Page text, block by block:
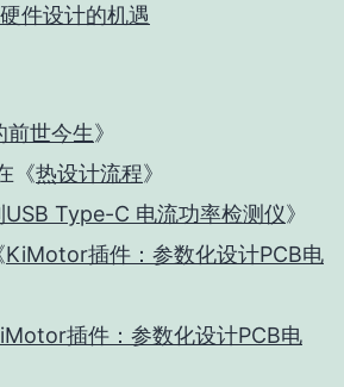
件设计的机遇
前世今生》
《热设计流程》
USB Type-C 电流功率检测仪》
KiMotor插件：参数化设计PCB电
插件：参数化设计PCB电